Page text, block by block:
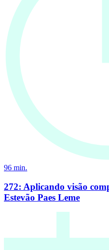
96 min.
272: Aplicando visão
Estevão Paes Leme